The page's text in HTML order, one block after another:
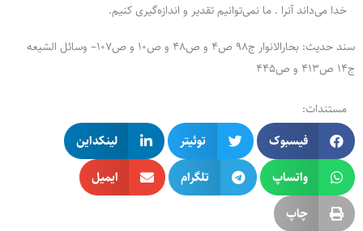
خدا می‌داند آنرا . ما نمی‌توانیم تقدیر و اندازه‌گیری کنیم.
سند حدیث: بحارالانوار ج98 ص4 و ص48 و ص10 و ص107– وسائل الشیعه
ج14 ص413 و ص445
مستندات:
فیسبوک توئیتر
لینکداین
واتساپ
تلگرام
ایمیل
چاپ